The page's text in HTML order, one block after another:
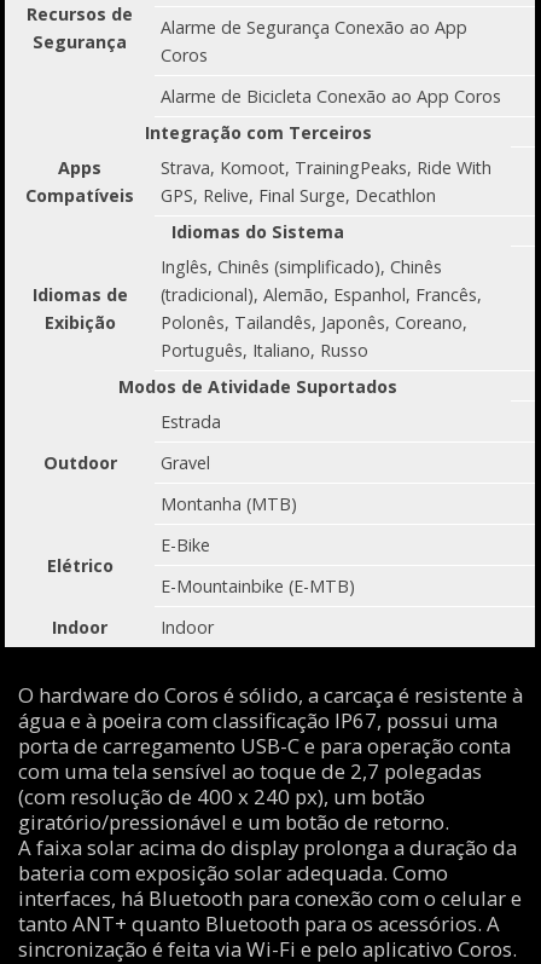
Recursos de
Segurança
Alarme de Segurança Conexão ao App
Coros
Alarme de Bicicleta Conexão ao App Coros
Integração com Terceiros
Apps
Compatíveis
Strava, Komoot, TrainingPeaks, Ride With
GPS, Relive, Final Surge, Decathlon
Idiomas do Sistema
Idiomas de
Exibição
Inglês, Chinês (simplificado), Chinês
(tradicional), Alemão, Espanhol, Francês,
Polonês, Tailandês, Japonês, Coreano,
Português, Italiano, Russo
Modos de Atividade Suportados
Outdoor
Estrada
Gravel
Montanha (MTB)
Elétrico
E-Bike
E-Mountainbike (E-MTB)
Indoor
Indoor
O hardware do Coros é sólido, a carcaça é resistente à
água e à poeira com classificação IP67, possui uma
porta de carregamento USB-C e para operação conta
com uma tela sensível ao toque de 2,7 polegadas
(com resolução de 400 x 240 px), um botão
giratório/pressionável e um botão de retorno.
A faixa solar acima do display prolonga a duração da
bateria com exposição solar adequada. Como
interfaces, há Bluetooth para conexão com o celular e
tanto ANT+ quanto Bluetooth para os acessórios. A
sincronização é feita via Wi-Fi e pelo aplicativo Coros.